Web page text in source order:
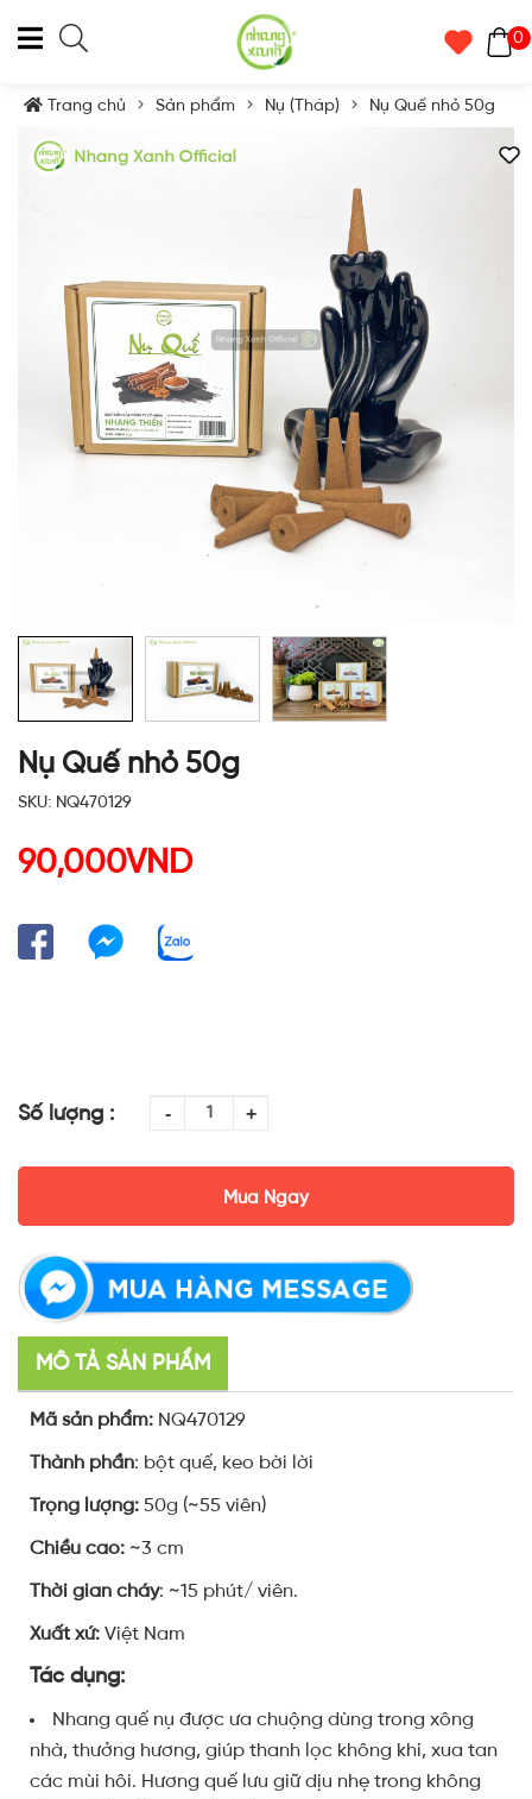
0
Trang chủ Sản phẩm Nụ (Tháp) Nụ Quế nhỏ 50g
Nụ Quế nhỏ 50g
SKU: NQ470129
90,000VND
Số lượng : +
-
Mua Ngay
MÔ TẢ SẢN PHẨM
Mã sản phẩm: NQ470129
Thành phần: bột quế, keo bời lời
Trọng lượng: 50g (~55 viên)
Chiều cao: ~3 cm
Thời gian cháy: ~15 phút/ viên.
Xuất xứ: Việt Nam
Tác dụng:
Nhang quế nụ được ưa chuộng dùng trong xông
nhà, thưởng hương, giúp thanh lọc không khí, xua tan
các mùi hôi. Hương quế lưu giữ dịu nhẹ trong không